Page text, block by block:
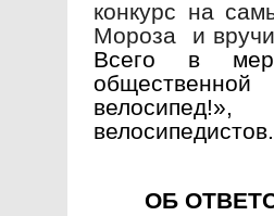
конкурс на
Мороза и
Всего в
велосипедистов.
ОБ